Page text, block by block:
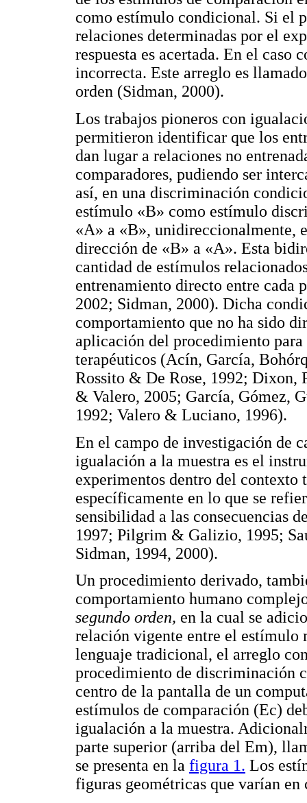
como estímulo condicional. Si el
relaciones determinadas por el
respuesta es acertada. En el caso
incorrecta. Este arreglo es
orden (Sidman, 2000).
Los trabajos pioneros con
permitieron identificar que los
dan lugar a relaciones no
comparadores, pudiendo ser
así, en una discriminación
estímulo «B» como estímulo
«A» a «B», unidireccionalmente,
dirección de «B» a «A». Esta
cantidad de estímulos
entrenamiento directo entre cada
2002; Sidman, 2000). Dicha
comportamiento que no ha sido
aplicación del procedimiento
terapéuticos (Acín, García,
Rossito & De Rose, 1992;
& Valero, 2005; García, Gómez,
1992; Valero & Luciano, 1996).
En el campo de investigación de
igualación a la muestra es el
experimentos dentro del contexto
específicamente en lo que se
sensibilidad a las consecuencias
1997; Pilgrim & Galizio, 1995;
Sidman, 1994, 2000).
Un procedimiento derivado,
comportamiento humano
segundo orden, en la cual se
relación vigente entre el estímulo
lenguaje tradicional, el arreglo
procedimiento de discriminación
centro de la pantalla de un
estímulos de comparación (Ec)
igualación a la muestra.
parte superior (arriba del Em),
se presenta en la figura 1. Los
figuras geométricas que varían